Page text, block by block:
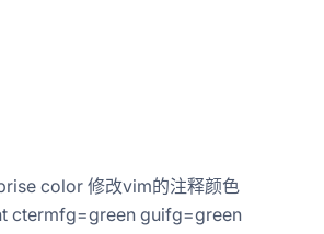
color 修改vim的注释颜色
ctermfg=green guifg=green